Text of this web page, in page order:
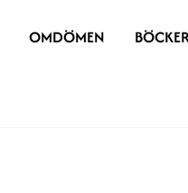
OMDÖMEN